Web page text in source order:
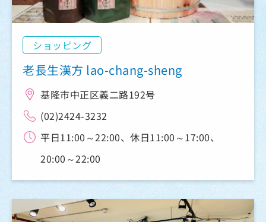
ショッピング
老長生漢方 lao-chang-sheng
基隆市中正区義二路192号
(02)2424-3232
平日11:00～22:00、休日11:00～17:00、
20:00～22:00